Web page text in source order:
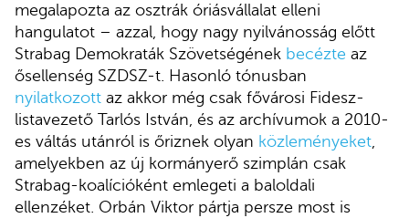
megalapozta az osztrák óriásvállalat elleni
hangulatot – azzal, hogy nagy nyilvánosság előtt
Strabag Demokraták Szövetségének becézte az
ősellenség SZDSZ-t. Hasonló tónusban
nyilatkozott az akkor még csak fővárosi Fidesz-
listavezető Tarlós István, és az archívumok a 2010-
es váltás utánról is őriznek olyan közleményeket,
amelyekben az új kormányerő szimplán csak
Strabag-koalícióként emlegeti a baloldali
ellenzéket. Orbán Viktor pártja persze most is